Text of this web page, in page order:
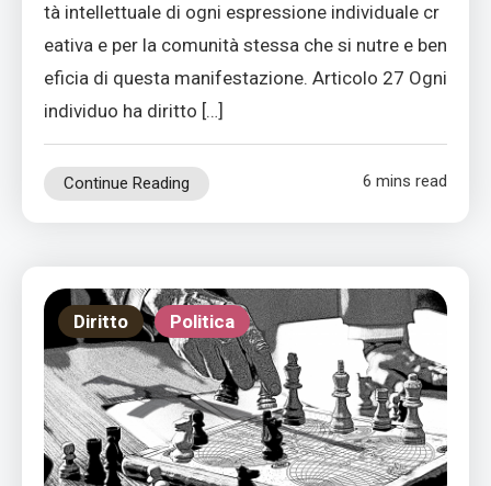
tà intellettuale di ogni espressione individuale cr
eativa e per la comunità stessa che si nutre e ben
eficia di questa manifestazione. Articolo 27 Ogni
individuo ha diritto […]
Continue Reading 6 mins read
Diritto Politica